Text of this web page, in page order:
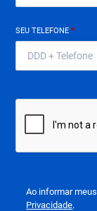
SEU TELEFONE*
Ao informar
Privacidade.